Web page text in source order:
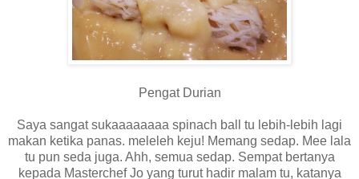
Pengat Durian
Saya sangat sukaaaaaaaa spinach ball tu lebih-lebih lagi
makan ketika panas. meleleh keju! Memang sedap. Mee lala
tu pun seda juga. Ahh, semua sedap. Sempat bertanya
kepada Masterchef Jo yang turut hadir malam tu, katanya